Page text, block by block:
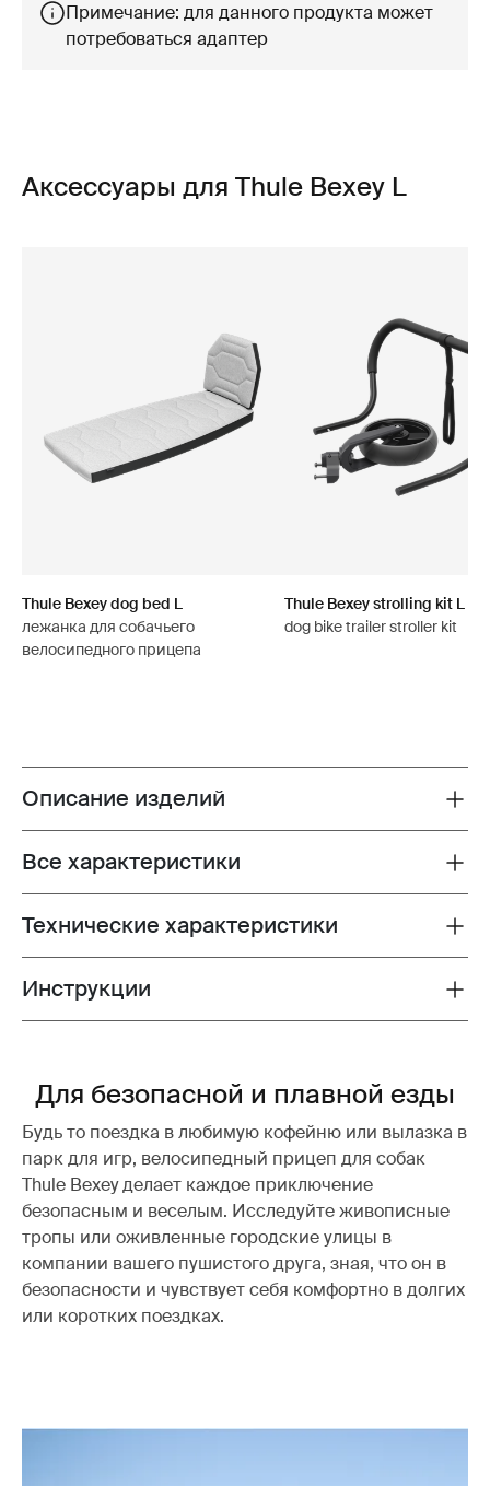
Примечание: для данного продукта может
потребоваться адаптер
Аксессуары для Thule Bexey L
Thule Bexey dog bed L
лежанка для собачьего
велосипедного прицепа
Thule Bexey strolling kit L
dog bike trailer stroller kit
Toggle overview
Описание изделий
Toggle features
Все характеристики
Toggle techspec
Технические характеристики
Toggle guides and instructions
Инструкции
Для безопасной и плавной езды
Будь то поездка в любимую кофейню или вылазка в
парк для игр, велосипедный прицеп для собак
Thule Bexey делает каждое приключение
безопасным и веселым. Исследуйте живописные
тропы или оживленные городские улицы в
компании вашего пушистого друга, зная, что он в
безопасности и чувствует себя комфортно в долгих
или коротких поездках.